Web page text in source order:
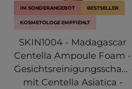
IM SONDERANGEBOT BESTSELLER
KOSMETOLOGE EMPFIEHLT
SKIN1004 - Madagascar
Centella Ampoule Foam -
Gesichtsreinigungsschaum
mit Centella Asiatica -